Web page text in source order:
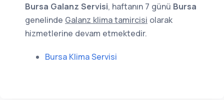
Bursa Galanz Servisi, haftanın 7 günü Bursa
genelinde Galanz klima tamircisi olarak
hizmetlerine devam etmektedir.
Bursa Klima Servisi